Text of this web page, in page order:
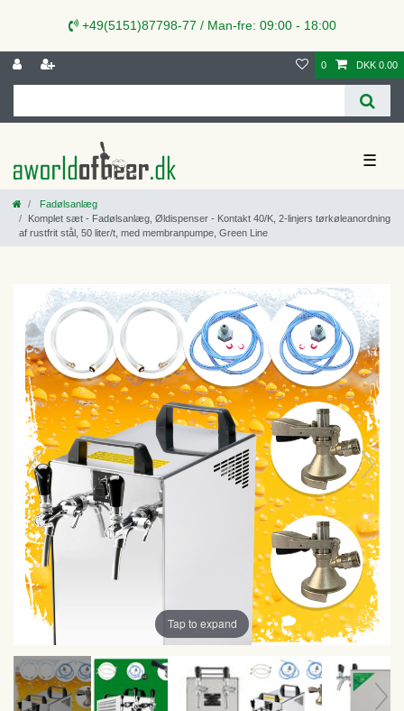
+49(5151)87798-77 / Man-fre: 09:00 - 18:00
0 DKK 0.00
☰
Fadølsanlæg
Komplet sæt - Fadølsanlæg, Øldispenser - Kontakt 40/K, 2-linjers tørkøleanordning
af rustfrit stål, 50 liter/t, med membranpumpe, Green Line
Tap to expand